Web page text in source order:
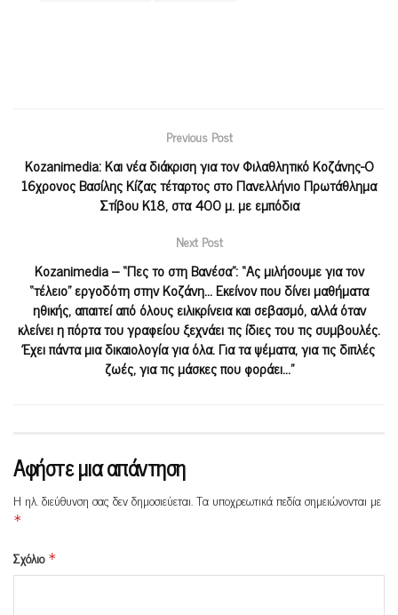
Previous Post
Kozanimedia: Kαι νέα διάκριση για τον Φιλαθλητικό Κοζάνης-Ο
16χρονος Βασίλης Κίζας τέταρτος στο Πανελλήνιο Πρωτάθλημα
Στίβου Κ18, στα 400 μ. με εμπόδια
Next Post
Kozanimedia – “Πες το στη Βανέσα”: “Ας μιλήσουμε για τον
“τέλειο” εργοδότη στην Κοζάνη… Εκείνον που δίνει μαθήματα
ηθικής, απαιτεί από όλους ειλικρίνεια και σεβασμό, αλλά όταν
κλείνει η πόρτα του γραφείου ξεχνάει τις ίδιες του τις συμβουλές.
Έχει πάντα μια δικαιολογία για όλα. Για τα ψέματα, για τις διπλές
ζωές, για τις μάσκες που φοράει…”
Αφήστε μια απάντηση
Η ηλ. διεύθυνση σας δεν δημοσιεύεται.Τα υποχρεωτικά πεδία σημειώνονται με
*
Σχόλιο *